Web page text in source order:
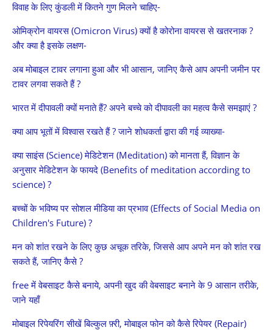
विवाह के लिए कुंडली में कितने गुण मिलने चाहिए-
ओमिक्रोन वायरस (Omicron Virus) क्यों है कोरोना वायरस से खतरनाक ?
और क्या है इसके लक्षण-
अब मोबाइल टावर लगाना हुआ और भी आसान, जानिए कैसे आप अपनी जमीन पर
टावर लगवा सकते हैं ?
भारत में दीपावली क्यों मनाते हैं? अपने बच्चे को दीपावली का महत्व कैसे समझाएं ?
क्या आप भूतों में विश्वास रखते हैं ? जाने शोधकर्ता द्वारा की गई व्याख्या-
क्या साइंस (Science) मेडिटेशन (Meditation) को मानता हैं, विज्ञान के
अनुसार मेडिटेशन के फायदे (Benefits of meditation according to
science) ?
बच्चों के भविष्य पर सोशल मीडिया का प्रभाव (Effects of Social Media on
Children's Future) ?
मन को शांत रखने के लिए कुछ अचूक तरिके, जिससे आप अपने मन को शांत रख
सकते हैं, जानिए कैसे ?
free में वेबसाइट कैसे बनाये, अपनी खुद की वेबसाइट बनाने के 9 आसान तरीके,
जाने यहाँ
मोबाइल रिपेयरिंग सीखें बिल्कुल फ़्री, मोबाइल फोन को कैसे रिपेयर (Repair)